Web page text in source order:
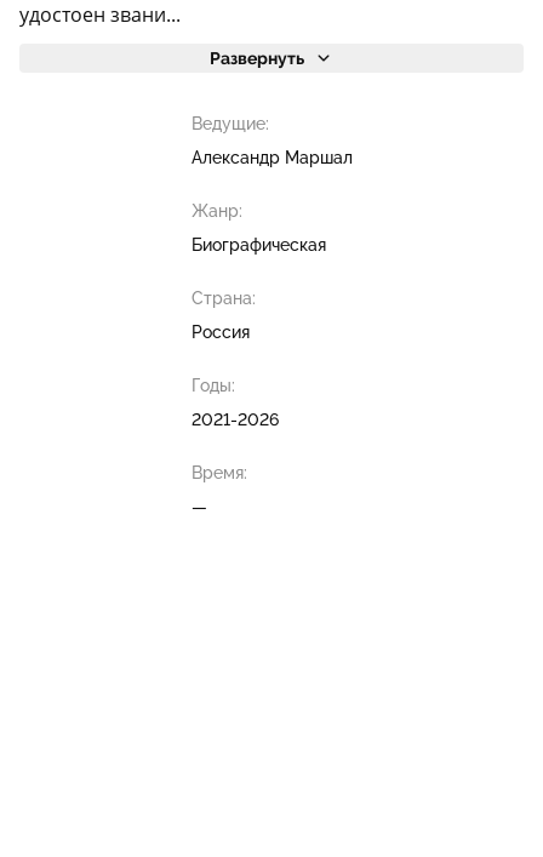
удостоен звани...
Развернуть
Ведущие:
Александр Маршал
Жанр:
Биографическая
Страна:
Россия
Годы:
2021-2026
Время:
—